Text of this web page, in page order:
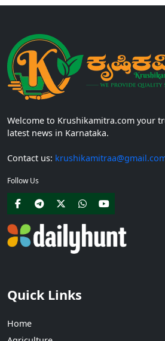
Welcome to Krushikamitra.com your
latest news in Karnataka.
Contact us:
Follow Us
Quick Links
Home